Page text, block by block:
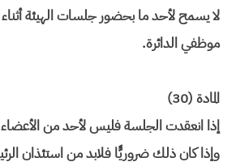
لا يسمح لأحد ما بحضور جلسات الهيئة
موظفي الدائرة.
المادة (30)
إذا انعقدت الجلسة فليس لأحد من الأعضاء
وإذا كان ذلك ضروريًّا فلابد من استئذان